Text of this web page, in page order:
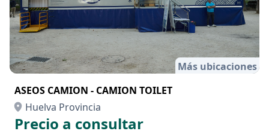
Más ubicaciones
ASEOS CAMION - CAMION TOILET
Huelva Provincia
Precio a consultar